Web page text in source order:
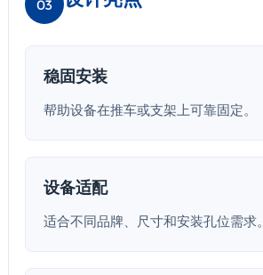
03
稳固安装
帮助设备在推车或支架上可靠固定。
设备适配
适合不同品牌、尺寸和安装孔位需求。